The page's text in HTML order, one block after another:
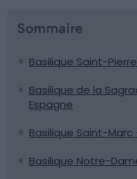
Sommaire
Basilique Saint-
Basilique de la
Espagne
Basilique Saint-Marc
Basilique Notre-